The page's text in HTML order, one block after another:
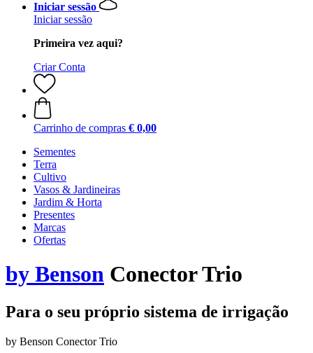
Iniciar sessão
Iniciar sessão
Primeira vez aqui?
Criar Conta
Carrinho de compras € 0,00
Sementes
Terra
Cultivo
Vasos & Jardineiras
Jardim & Horta
Presentes
Marcas
Ofertas
by Benson Conector Trio
Para o seu próprio sistema de irrigação
by Benson Conector Trio